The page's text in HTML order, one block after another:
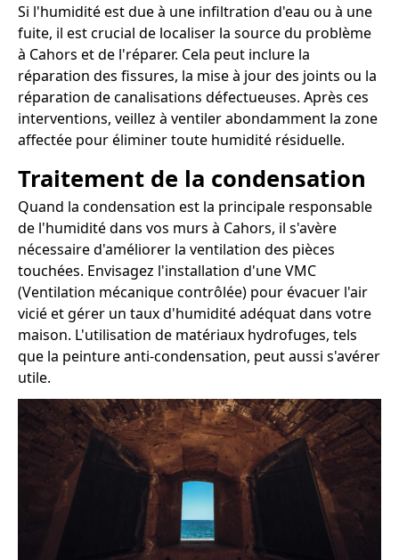
Si l'humidité est due à une infiltration d'eau ou à une
fuite, il est crucial de localiser la source du problème
à Cahors et de l'réparer. Cela peut inclure la
réparation des fissures, la mise à jour des joints ou la
réparation de canalisations défectueuses. Après ces
interventions, veillez à ventiler abondamment la zone
affectée pour éliminer toute humidité résiduelle.
Traitement de la condensation
Quand la condensation est la principale responsable
de l'humidité dans vos murs à Cahors, il s'avère
nécessaire d'améliorer la ventilation des pièces
touchées. Envisagez l'installation d'une VMC
(Ventilation mécanique contrôlée) pour évacuer l'air
vicié et gérer un taux d'humidité adéquat dans votre
maison. L'utilisation de matériaux hydrofuges, tels
que la peinture anti-condensation, peut aussi s'avérer
utile.